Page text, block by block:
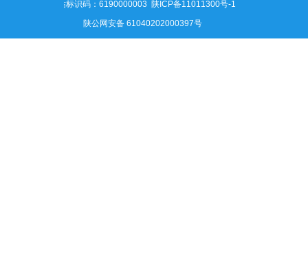
网站标识码：6190000003 陕ICP备11011300号-1
陕公网安备 61040202000397号